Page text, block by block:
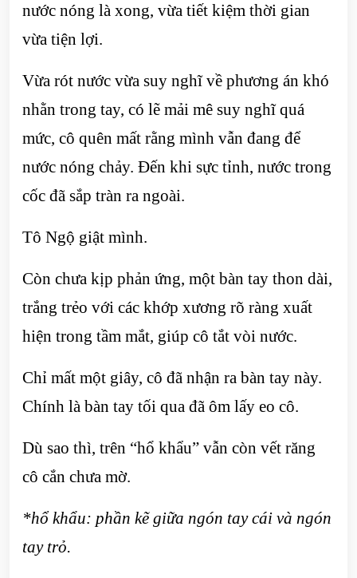
nước nóng là xong, vừa tiết kiệm thời gian
vừa tiện lợi.
Vừa rót nước vừa suy nghĩ về phương án khó
nhằn trong tay, có lẽ mải mê suy nghĩ quá
mức, cô quên mất rằng mình vẫn đang để
nước nóng chảy. Đến khi sực tỉnh, nước trong
cốc đã sắp tràn ra ngoài.
Tô Ngộ giật mình.
Còn chưa kịp phản ứng, một bàn tay thon dài,
trắng trẻo với các khớp xương rõ ràng xuất
hiện trong tầm mắt, giúp cô tắt vòi nước.
Chỉ mất một giây, cô đã nhận ra bàn tay này.
Chính là bàn tay tối qua đã ôm lấy eo cô.
Dù sao thì, trên “hổ khẩu” vẫn còn vết răng
cô cắn chưa mờ.
*hổ khẩu: phần kẽ giữa ngón tay cái và ngón
tay trỏ.